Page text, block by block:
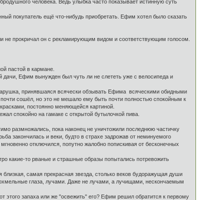
человека. Ведь улыбка часто показывает истинную суть
покупатель ещё что-нибудь приобретать. Ефим хотел было сказать
не прокричал он с рекламирующим видом и соответствующим голосом.
пастой в кармане.
дачи, Ефим вынужден был чуть ли не слететь уже с велосипеда и
принявшаяся всячески обзывать Ефима всяческими обидными
сошёл, но это не мешало ему быть почти полностью спокойным к
постоянно меняющейся картиной.
спокойно на гамаке с открытой бутылочкой пива.
размножались, пока наконец не уничтожили последнюю частичку
закончилась и веки, будто в страхе задрожав от неминуемого
отключился, попутно жалобно попискивая от бесконечных
какие-то рваные и страшные образы попытались потревожить
самая прекрасная звезда, столько веков будоражущая души
глаза, лучами. Даже не лучами, а лучищами, нескончаемым
запаха или же "освежить" его? Ефим решил обратится к первому